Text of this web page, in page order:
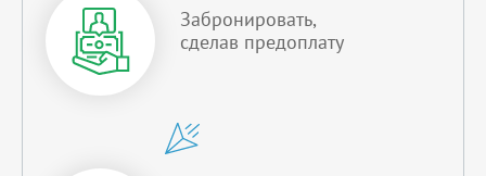
Забронировать,
сделав предоплату